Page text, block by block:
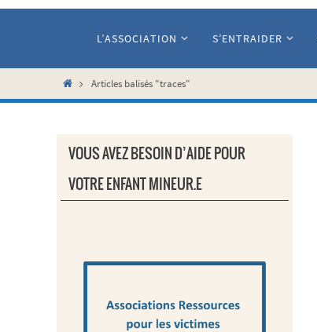
L’ASSOCIATION S’ENTRAIDER
HomeArticles balisés "traces"
VOUS AVEZ BESOIN D’AIDE POUR
VOTRE ENFANT MINEUR.E